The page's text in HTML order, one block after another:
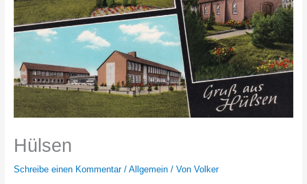
Hülsen
Schreibe einen Kommentar / Allgemein/ Von Volker